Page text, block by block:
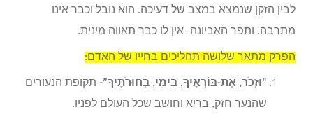
לבין הזקן שנמצא במצב של דעיכה. הוא נובל וכבר אינו
מתרבה. ותפר האביונה- אין לו כבר תאווה מינית.
הפרק מתאר שלושה תהליכים בחייו של האדם:
“וּזְכֹר, אֶת-בּוֹרְאֶיךָ, בִּימֵי, בְּחוּרֹתֶיךָ”- תקופת הנעורים
שהנער חזק, בריא וחושב שכל העולם לפניו.